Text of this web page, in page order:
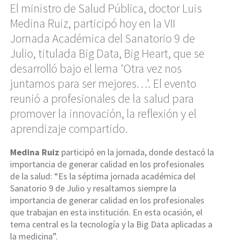
El ministro de Salud Pública, doctor Luis
Medina Ruiz, participó hoy en la VII
Jornada Académica del Sanatorio 9 de
Julio, titulada Big Data, Big Heart, que se
desarrolló bajo el lema ‘Otra vez nos
juntamos para ser mejores…’. El evento
reunió a profesionales de la salud para
promover la innovación, la reflexión y el
aprendizaje compartido.
Medina Ruiz participó en la jornada, donde destacó la
importancia de generar calidad en los profesionales
de la salud: “Es la séptima jornada académica del
Sanatorio 9 de Julio y resaltamos siempre la
importancia de generar calidad en los profesionales
que trabajan en esta institución. En esta ocasión, el
tema central es la tecnología y la Big Data aplicadas a
la medicina”.